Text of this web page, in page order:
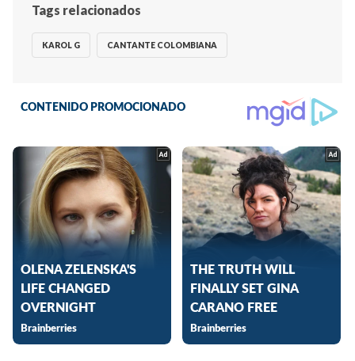
Tags relacionados
KAROL G CANTANTE COLOMBIANA